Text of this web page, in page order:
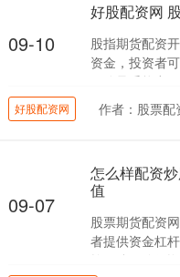
09-10
好股配资网
股指期货配资
资金，投资者
风险承受能力
好股配资网 作者：股票配
09-07
怎么样配资
值
股票期货配资
者提供资金杠
控团队，确保